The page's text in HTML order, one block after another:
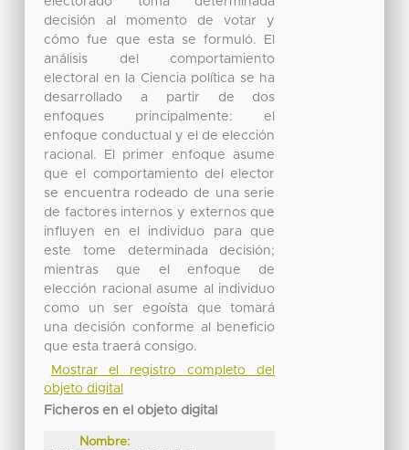
decisión al momento de votar y
cómo fue que esta se formuló. El
análisis del comportamiento
electoral en la Ciencia política se ha
desarrollado a partir de dos
enfoques principalmente: el
enfoque conductual y el de elección
racional. El primer enfoque asume
que el comportamiento del elector
se encuentra rodeado de una serie
de factores internos y externos que
influyen en el individuo para que
este tome determinada decisión;
mientras que el enfoque de
elección racional asume al individuo
como un ser egoísta que tomará
una decisión conforme al beneficio
que esta traerá consigo.
Mostrar el registro completo del
objeto digital
Ficheros en el objeto digital
Nombre: